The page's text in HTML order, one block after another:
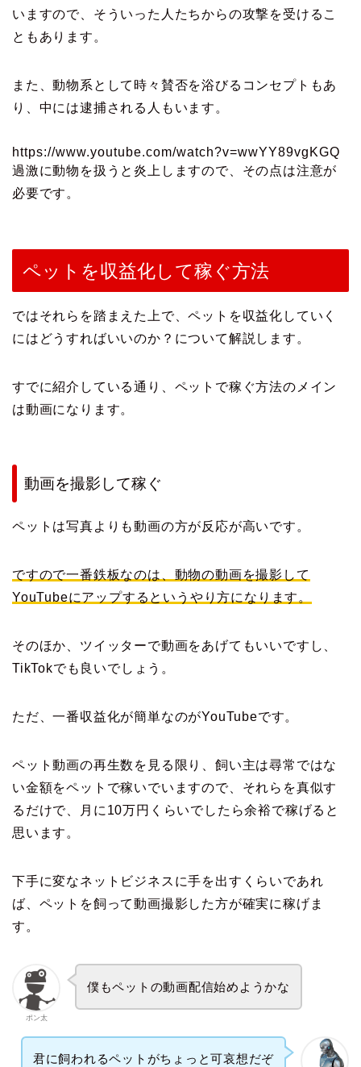
いますので、そういった人たちからの攻撃を受けるこ
ともあります。
また、動物系として時々賛否を浴びるコンセプトもあ
り、中には逮捕される人もいます。
https://www.youtube.com/watch?v=wwYY89vgKGQ
過激に動物を扱うと炎上しますので、その点は注意が
必要です。
ペットを収益化して稼ぐ方法
ではそれらを踏まえた上で、ペットを収益化していく
にはどうすればいいのか？について解説します。
すでに紹介している通り、ペットで稼ぐ方法のメイン
は動画になります。
動画を撮影して稼ぐ
ペットは写真よりも動画の方が反応が高いです。
ですので一番鉄板なのは、動物の動画を撮影して
YouTubeにアップするというやり方になります。
そのほか、ツイッターで動画をあげてもいいですし、
TikTokでも良いでしょう。
ただ、一番収益化が簡単なのがYouTubeです。
ペット動画の再生数を見る限り、飼い主は尋常ではな
い金額をペットで稼いでいますので、それらを真似す
るだけで、月に10万円くらいでしたら余裕で稼げると
思います。
下手に変なネットビジネスに手を出すくらいであれ
ば、ペットを飼って動画撮影した方が確実に稼げま
す。
ポン太
僕もペットの動画配信始めようかな
君に飼われるペットがちょっと可哀想だぞ